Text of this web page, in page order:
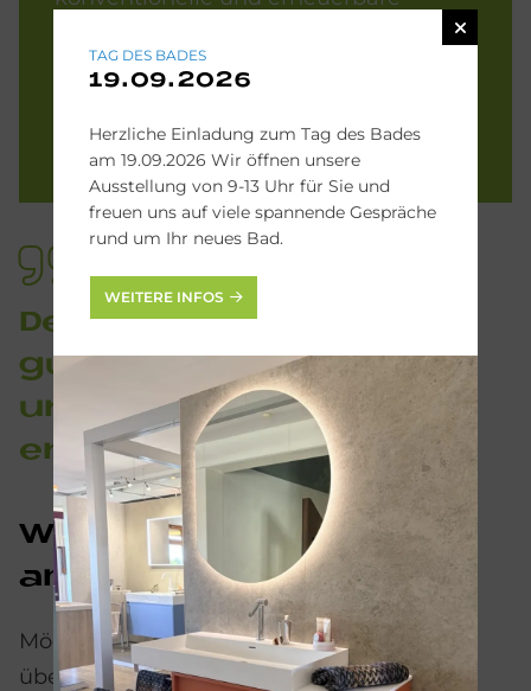
Solar-Technologie umsteigen.
SOLVISMAX
Der En­er­gie­ma­na­ger re­
gu­liert Strom, Hei­zung
und Warm­was­ser ef­fi­zi­
ent und nach­hal­tig.
Wel­che Kom­bi­na­ti­on ist
am ef­fek­tiv­sten?
Möglich ist eigentlich alles: von Öl und Gas
überSolarthermiebis hin zuPellets.
TAG DES BADES
19.09.2026
Herzliche Einladung zum Tag des Bades
am 19.09.2026 Wir öffnen unsere
Ausstellung von 9-13 Uhr für Sie und
freuen uns auf viele spannende Gespräche
rund um Ihr neues Bad.
WEITERE INFOS